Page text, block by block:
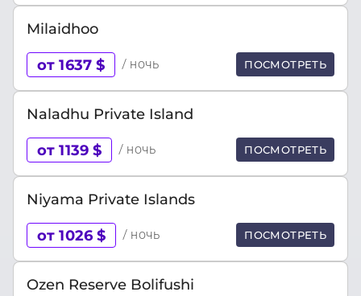
Milaidhoo
от 1637 $ / ночь ПОСМОТРЕТЬ
Naladhu Private Island
от 1139 $ / ночь ПОСМОТРЕТЬ
Niyama Private Islands
от 1026 $ / ночь ПОСМОТРЕТЬ
Ozen Reserve Bolifushi